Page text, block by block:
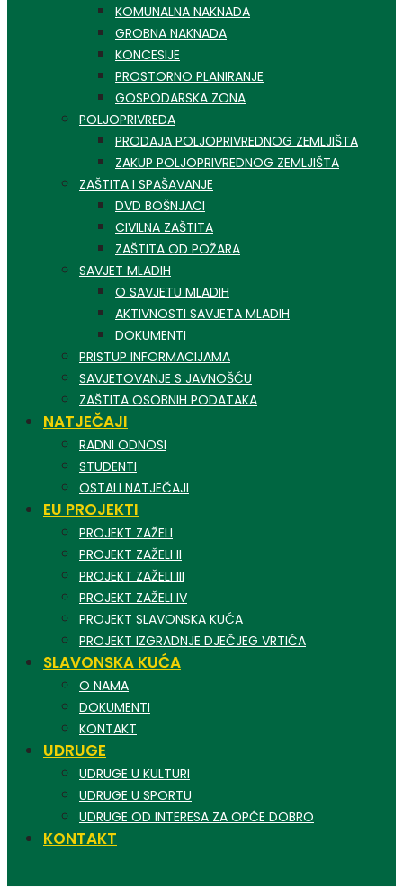
KOMUNALNA NAKNADA
GROBNA NAKNADA
KONCESIJE
PROSTORNO PLANIRANJE
GOSPODARSKA ZONA
POLJOPRIVREDA
PRODAJA POLJOPRIVREDNOG ZEMLJIŠTA
ZAKUP POLJOPRIVREDNOG ZEMLJIŠTA
ZAŠTITA I SPAŠAVANJE
DVD BOŠNJACI
CIVILNA ZAŠTITA
ZAŠTITA OD POŽARA
SAVJET MLADIH
O SAVJETU MLADIH
AKTIVNOSTI SAVJETA MLADIH
DOKUMENTI
PRISTUP INFORMACIJAMA
SAVJETOVANJE S JAVNOŠĆU
ZAŠTITA OSOBNIH PODATAKA
NATJEČAJI
RADNI ODNOSI
STUDENTI
OSTALI NATJEČAJI
EU PROJEKTI
PROJEKT ZAŽELI
PROJEKT ZAŽELI II
PROJEKT ZAŽELI III
PROJEKT ZAŽELI IV
PROJEKT SLAVONSKA KUĆA
PROJEKT IZGRADNJE DJEČJEG VRTIĆA
SLAVONSKA KUĆA
O NAMA
DOKUMENTI
KONTAKT
UDRUGE
UDRUGE U KULTURI
UDRUGE U SPORTU
UDRUGE OD INTERESA ZA OPĆE DOBRO
KONTAKT